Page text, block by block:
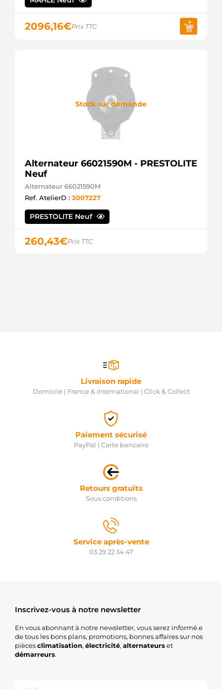
STARDAX
STX100251
STARDAX
2096,16€Prix TTC
Stock sur demande
Alternateur 66021590M - PRESTOLITE
Neuf
Alternateur 66021590M
Ref. AtelierD : 3007227
PRESTOLITE Neuf
260,43€Prix TTC
Livraison rapide
Domicile | France & International | Click & Collect
Paiement sécurisé
PayPal | Carte bancaire
Retours gratuits
Sous conditions
Service après-vente
03 29 22 34 47
Inscrivez-vous à notre newsletter
En vous abonnant à notre newsletter, vous serez informé.e
de tous les bons plans, promotions, bonnes affaires sur nos
piècesclimatisation, électricité, alternateurset
démarreurs.